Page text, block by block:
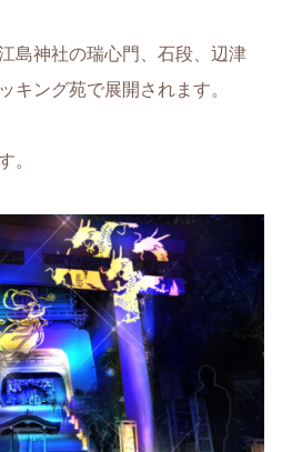
島神社の瑞心門、石段、辺津
キング苑で展開されます。
。